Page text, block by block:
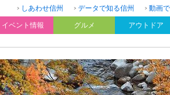
しあわせ信州 データで知る信州 動画
イベント情報 グルメ アウトドア